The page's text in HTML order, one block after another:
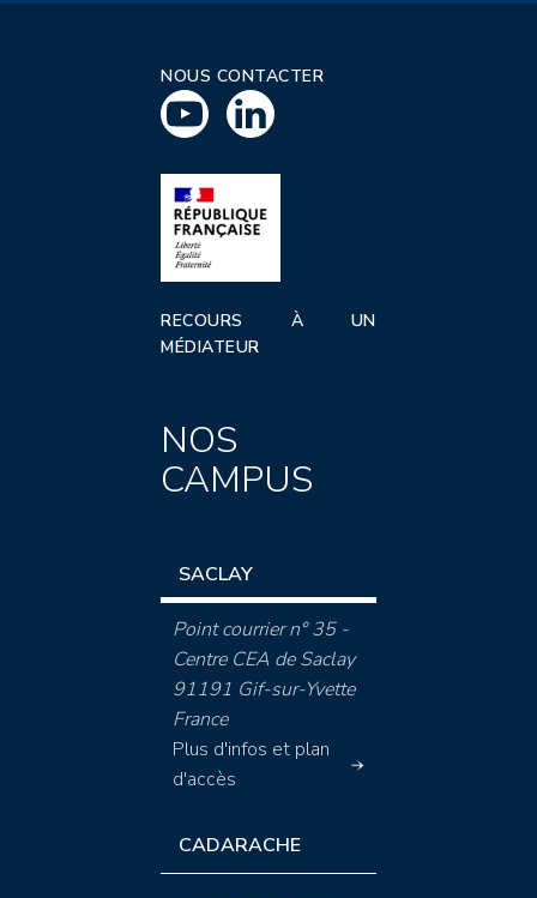
NOUS CONTACTER
RECOURS À UN
MÉDIATEUR
NOS
CAMPUS
SACLAY
Point courrier n° 35 -
Centre CEA de Saclay
91191 Gif-sur-Yvette
France
Plus d'infos et plan
d'accès
CADARACHE